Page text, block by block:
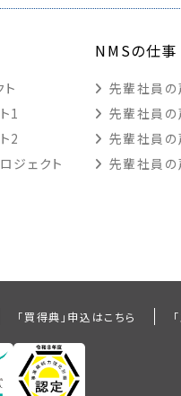
1
2
ジェクト
NMSの仕事
先輩社員
先輩社員の
先輩社員
先輩社員の
「買得典」申込はこちら